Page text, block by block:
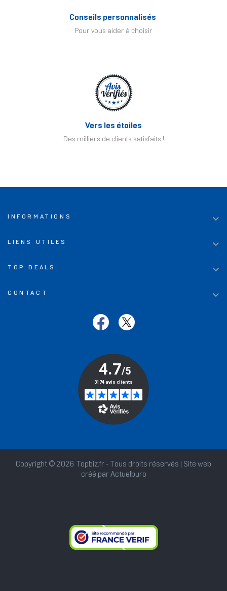
Conseils personnalisés
Pour vous aider à choisir
Vers les étoiles
Des milliers de clients satisfaits !
INFORMATIONS 
LIENS UTILES 
TOP DEALS 
CONTACT 
Copyright © 2026 Topbiz.fr - Tous droits réservés | Site web
créé par Actuelburo